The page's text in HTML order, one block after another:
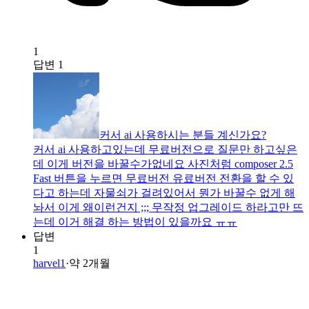
1
답변 1
커서 ai 사용하시는 분들 계신가요?
커서 ai 사용하고있는데 무료버전으로 질문만 하고싶은
데 이게 버전을 바꿀수가없네요 사진처럼 composer 2.5
Fast 버튼을 누르면 무료버전 유료버전 전환을 할 수 있
다고 하는데 자물쇠가 걸려있어서 뭔가 바꿀수 없게 해
놔서 이게 왜이런건지 ;;; 무작정 업그레이드 하라고만 뜨
는데 이거 해결 하는 방법이 있을까요 ㅠㅠ
답변
1
harvel1 ·약 2개월